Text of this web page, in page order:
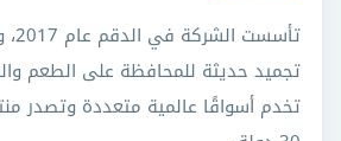
تجميد حديثة للمحافظة على الطعم
تخدم أسواقًا عالمية متعددة وتصدر